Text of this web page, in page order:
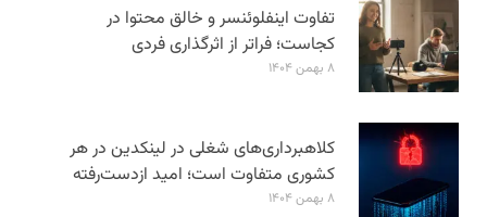
تفاوت اینفلوئنسر و خالق محتوا در
کجاست؛ فراتر از اثرگذاری فردی
۸ بهمن ۱۴۰۴
کلاهبرداری‌های شغلی در لینکدین در هر
کشوری متفاوت است؛ امید ازدست‌رفته
۸ بهمن ۱۴۰۴